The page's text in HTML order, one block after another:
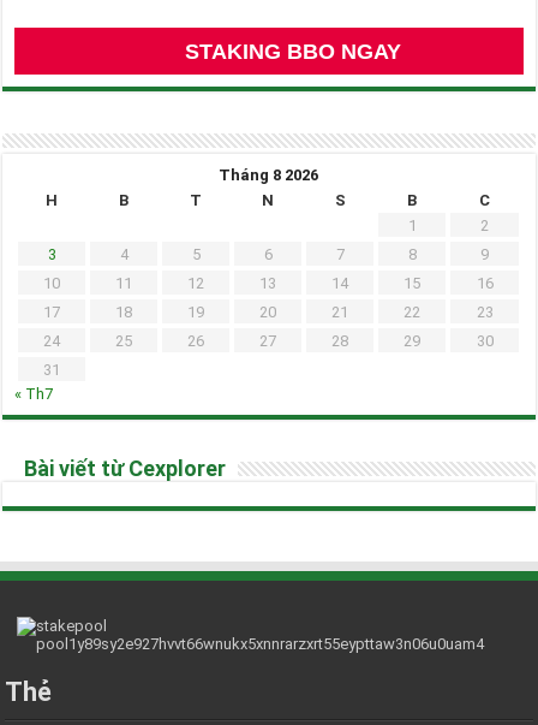
STAKING BBO NGAY
Tháng 8 2026
H
B T N S B
C
1
2
3
4 5 6 7 8
9
10
11 12 13 14 15
16
17
18 19 20 21 22
23
24
25 26 27 28 29
30
31
« Th7
Bài viết từ Cexplorer
Thẻ